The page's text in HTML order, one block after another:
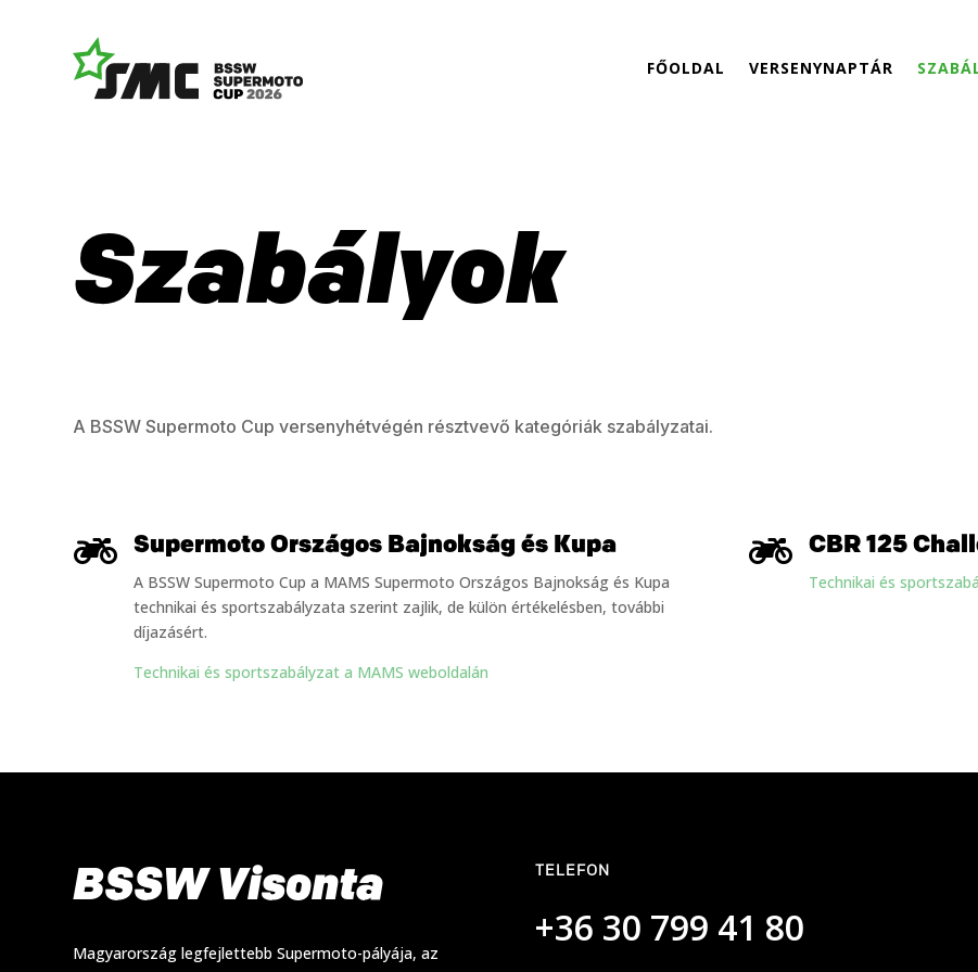
FŐOLDAL VERSENYNAPTÁR
Szabályok
A BSSW Supermoto Cup versenyhétvégén résztvevő kategóriák szabályzatai.
 Supermoto Országos Bajnokság és Kupa
A BSSW Supermoto Cup a MAMS Supermoto Országos Bajnokság és Kupa
technikai és sportszabályzata szerint zajlik, de külön értékelésben, további
díjazásért.
Technikai és sportszabályzat a MAMS weboldalán
 CBR 125
Technikai és
BSSW Visonta
Magyarország legfejlettebb Supermoto-pályája, az
TELEFON
+36 30 799 41 80